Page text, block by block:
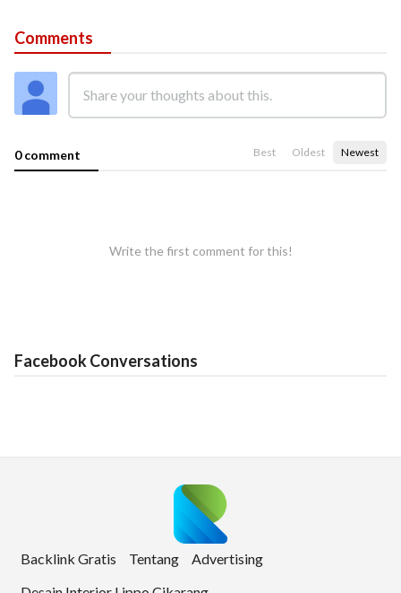
Comments
0 comment Best Oldest Newest
Write the first comment for this!
Facebook Conversations
Backlink Gratis Tentang
Advertising